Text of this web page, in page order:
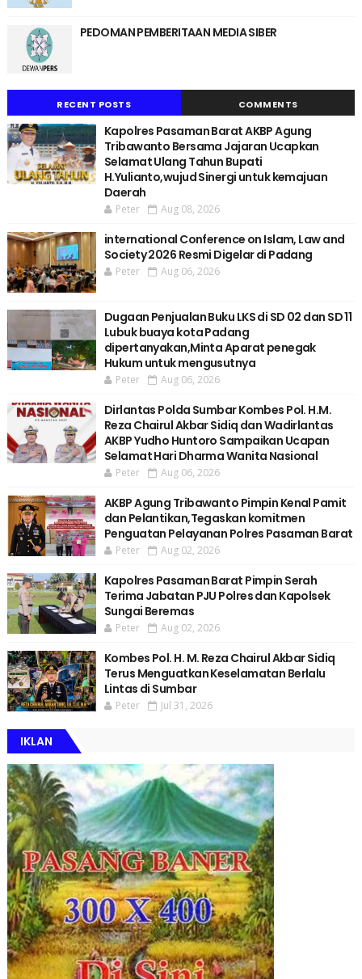
PEDOMAN PEMBERITAAN MEDIA SIBER
RECENT POSTS COMMENTS
Kapolres Pasaman Barat AKBP Agung
Tribawanto Bersama Jajaran Ucapkan
Selamat Ulang Tahun Bupati
H.Yulianto,wujud Sinergi untuk kemajuan
Daerah
Peter Aug 08, 2026
international Conference on Islam, Law and
Society 2026 Resmi Digelar di Padang
Peter Aug 06, 2026
Dugaan Penjualan Buku LKS di SD 02 dan SD 11
Lubuk buaya kota Padang
dipertanyakan,Minta Aparat penegak
Hukum untuk mengusutnya
Peter Aug 06, 2026
Dirlantas Polda Sumbar Kombes Pol. H.M.
Reza Chairul Akbar Sidiq dan Wadirlantas
AKBP Yudho Huntoro Sampaikan Ucapan
Selamat Hari Dharma Wanita Nasional
Peter Aug 06, 2026
AKBP Agung Tribawanto Pimpin Kenal Pamit
dan Pelantikan,Tegaskan komitmen
Penguatan Pelayanan Polres Pasaman Barat
Peter Aug 02, 2026
Kapolres Pasaman Barat Pimpin Serah
Terima Jabatan PJU Polres dan Kapolsek
Sungai Beremas
Peter Aug 02, 2026
Kombes Pol. H. M. Reza Chairul Akbar Sidiq
Terus Menguatkan Keselamatan Berlalu
Lintas di Sumbar
Peter Jul 31, 2026
IKLAN